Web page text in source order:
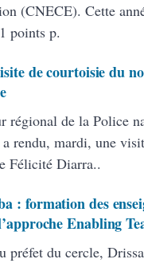
(CNECE). Cette
points p.
de courtoisie du
régional de la Police
rendu, mardi, une
Félicité Diarra..
: formation des
Enabling
préfet du cercle,